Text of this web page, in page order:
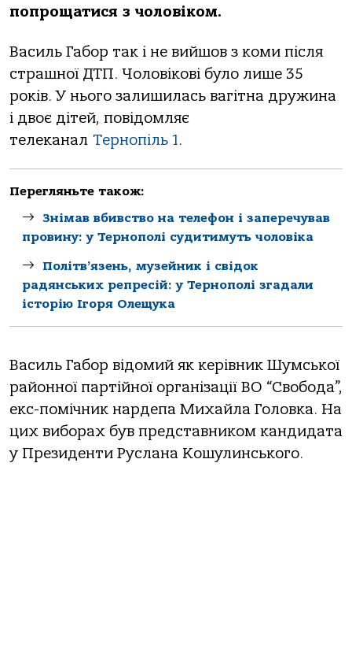
попрощатися з чоловіком.
Василь Габор так і не вийшов з коми після
страшної ДТП. Чоловікові було лише 35
років. У нього залишилась вагітна дружина
і двоє дітей, повідомляє
телеканал Тернопіль 1.
Перегляньте також:
Знімав вбивство на телефон і заперечував
провину: у Тернополі судитимуть чоловіка
Політв’язень, музейник і свідок
радянських репресій: у Тернополі згадали
історію Ігоря Олещука
Василь Габор відомий як керівник Шумської
районної партійної організації ВО “Свобода”,
екс-помічник нардепа Михайла Головка. На
цих виборах був представником кандидата
у Президенти Руслана Кошулинського.